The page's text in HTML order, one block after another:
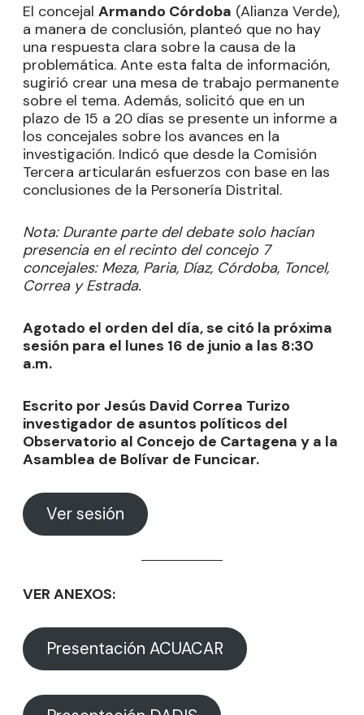
El concejal Armando Córdoba (Alianza Verde),
a manera de conclusión, planteó que no hay
una respuesta clara sobre la causa de la
problemática. Ante esta falta de información,
sugirió crear una mesa de trabajo permanente
sobre el tema. Además, solicitó que en un
plazo de 15 a 20 días se presente un informe a
los concejales sobre los avances en la
investigación. Indicó que desde la Comisión
Tercera articularán esfuerzos con base en las
conclusiones de la Personería Distrital.
Nota: Durante parte del debate solo hacían
presencia en el recinto del concejo 7
concejales: Meza, Paria, Díaz, Córdoba, Toncel,
Correa y Estrada.
Agotado el orden del día, se citó la próxima
sesión para el lunes 16 de junio a las 8:30
a.m.
Escrito por Jesús David Correa Turizo
investigador de asuntos políticos del
Observatorio al Concejo de Cartagena y a la
Asamblea de Bolívar de Funcicar.
Ver sesión
VER ANEXOS:
Presentación ACUACAR